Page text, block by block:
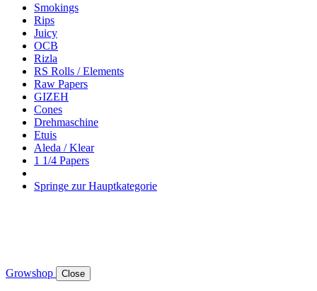
Smokings
Rips
Juicy
OCB
Rizla
RS Rolls / Elements
Raw Papers
GIZEH
Cones
Drehmaschine
Etuis
Aleda / Klear
1 1/4 Papers
Springe zur Hauptkategorie
Growshop Close